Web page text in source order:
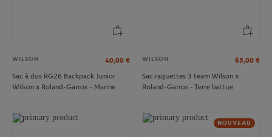
WILSON 40,00 €
Sac à dos RG26 Backpack Junior
Wilson x Roland-Garros - Marine
WILSON 65,00 €
Sac raquettes 3 team Wilson x
Roland-Garros - Terre battue
NOUVEAU